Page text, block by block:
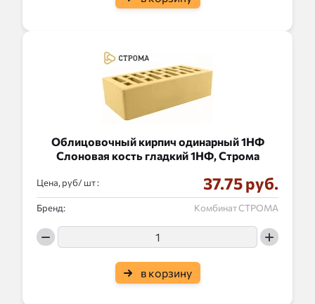
Облицовочный кирпич одинарный 1НФ
Слоновая кость гладкий 1НФ, Строма
Цена, руб/ : 37.75 руб.
Бренд: Комбинат СТРОМА
в корзину